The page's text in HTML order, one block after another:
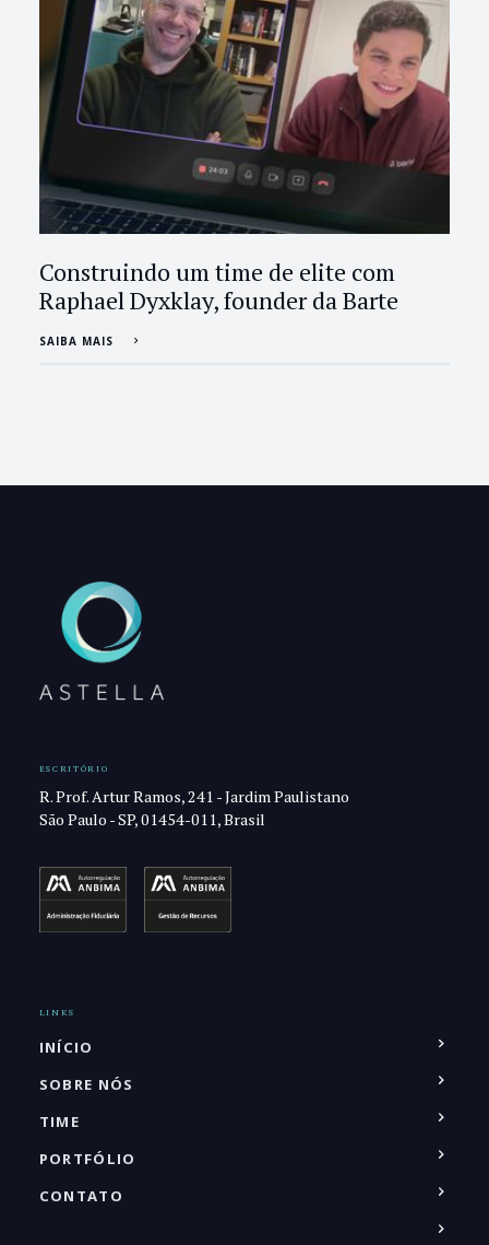
Construindo um time de elite com
Raphael Dyxklay, founder da Barte
SAIBA MAIS
ESCRITÓRIO
R. Prof. Artur Ramos, 241 - Jardim Paulistano
São Paulo - SP, 01454-011, Brasil
LINKS
INÍCIO
SOBRE NÓS
TIME
PORTFÓLIO
CONTATO